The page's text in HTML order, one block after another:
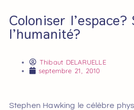
Coloniser l’espace?
l’humanité?
Thibaut DELARUELLE
septembre 21, 2010
Stephen Hawking le célèbre